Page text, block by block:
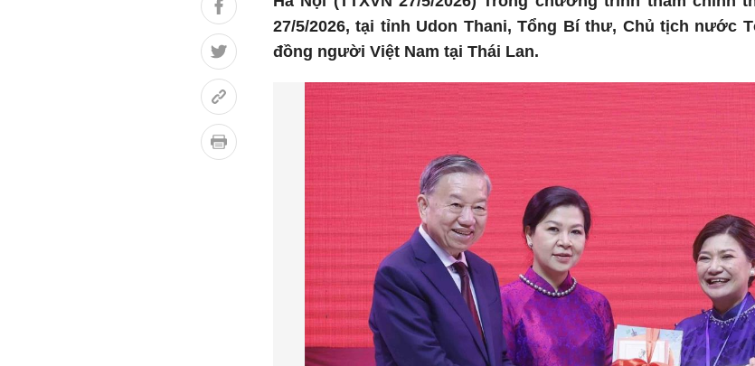
27/5/2026, tại tỉnh Udon Thani, Tổng Bí thư, Chủ tịch nước
đồng người Việt Nam tại Thái Lan.